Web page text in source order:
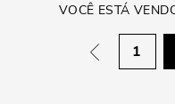
VOCÊ ESTÁ
1